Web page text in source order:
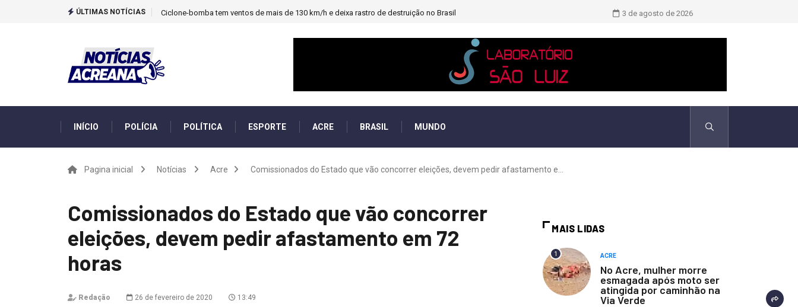
ÚLTIMAS NOTÍCIAS Ciclone-bomba tem ventos de mais de 130 km/h e deixa rastro de destruição no Brasil TCU identificou desvios de dinheiro
3 de agosto de 2026
INÍCIO POLÍCIA POLÍTICA ESPORTE ACRE BRASIL MUNDO
Pagina inicial Notícias Acre Comissionados do Estado que vão concorrer eleições, devem pedir afastamento e...
Comissionados do Estado que vão concorrer
eleições, devem pedir afastamento em 72
horas
Redação 26 de fevereiro de 2020 13:49
MAIS LIDAS
1 ACRE
No Acre, mulher morre
esmagada após moto ser
atingida por caminhão na
Via Verde